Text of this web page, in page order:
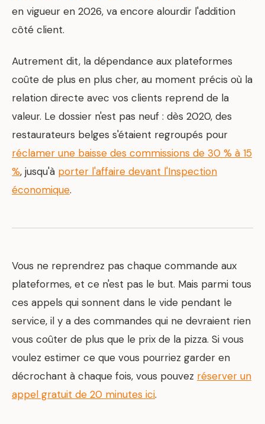
en vigueur en 2026, va encore alourdir l'addition
côté client.
Autrement dit, la dépendance aux plateformes
coûte de plus en plus cher, au moment précis où la
relation directe avec vos clients reprend de la
valeur. Le dossier n'est pas neuf : dès 2020, des
restaurateurs belges s'étaient regroupés pour
réclamer une baisse des commissions de 30 % à 15
%, jusqu'à porter l'affaire devant l'Inspection
économique.
Vous ne reprendrez pas chaque commande aux
plateformes, et ce n'est pas le but. Mais parmi tous
ces appels qui sonnent dans le vide pendant le
service, il y a des commandes qui ne devraient rien
vous coûter de plus que le prix de la pizza. Si vous
voulez estimer ce que vous pourriez garder en
décrochant à chaque fois, vous pouvez réserver un
appel gratuit de 20 minutes ici.